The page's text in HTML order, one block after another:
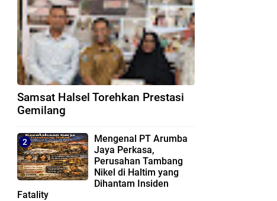
Samsat Halsel Torehkan Prestasi
Gemilang
Mengenal PT Arumba
Jaya Perkasa,
Perusahan Tambang
Nikel di Haltim yang
Dihantam Insiden
Fatality